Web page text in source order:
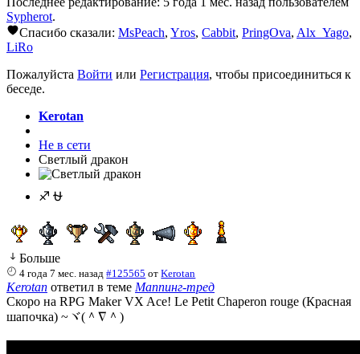
Sypherot.
Спасибо сказали: MsPeach, Yros, Cabbit, PringOva, Alx_Yago,
LiRo
Пожалуйста Войти или Регистрация, чтобы присоединиться к
беседе.
Kerotan
Не в сети
Светлый дракон
♐ ⛎
Больше
4 года 7 мес. назад #125565 отKerotan
Kerotan ответил в теме Маппинг-тред
Скоро на RPG Maker VX Ace! Le Petit Chaperon rouge (Красная
шапочка) ~ヾ(＾∇＾)